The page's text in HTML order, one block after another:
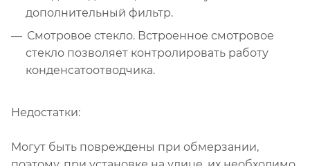
дополнительный фильтр.
Смотровое стекло. Встроенное смотровое
стекло позволяет контролировать работу
конденсатоотводчика.
Недостатки:
Могут быть повреждены при обмерзании,